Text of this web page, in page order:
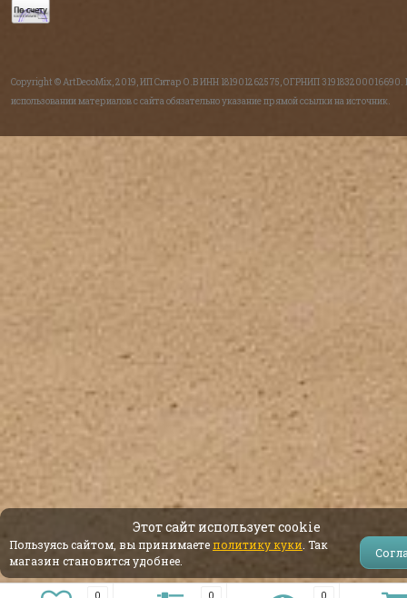
Copyright © ArtDecoMix, 2019, ИП Ситар О.В ИНН 181901262575, ОГРНИП 319183200016690.
использовании материалов с сайта обязательно указание прямой ссылки на источник.
Этот сайт использует cookie
Пользуясь сайтом, вы принимаете политику куки . Так
магазин становится удобнее.